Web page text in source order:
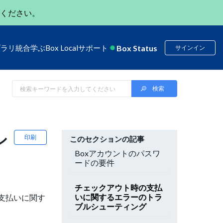
ださい。
リ 統合学ぶBox Localサポート Box Status サインイン
印刷
払いに関す
このセクションの記事
Boxアカウントのパスワ
ードの要件
チェックアウト時の支払
いに関するエラーのトラ
ブルシューティング